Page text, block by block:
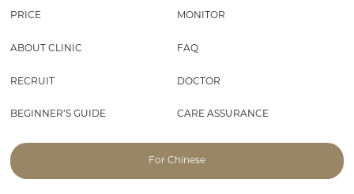
PRICE MONITOR
ABOUT CLINIC FAQ
RECRUIT DOCTOR
BEGINNER’S GUIDE CARE ASSURANCE
For Chinese